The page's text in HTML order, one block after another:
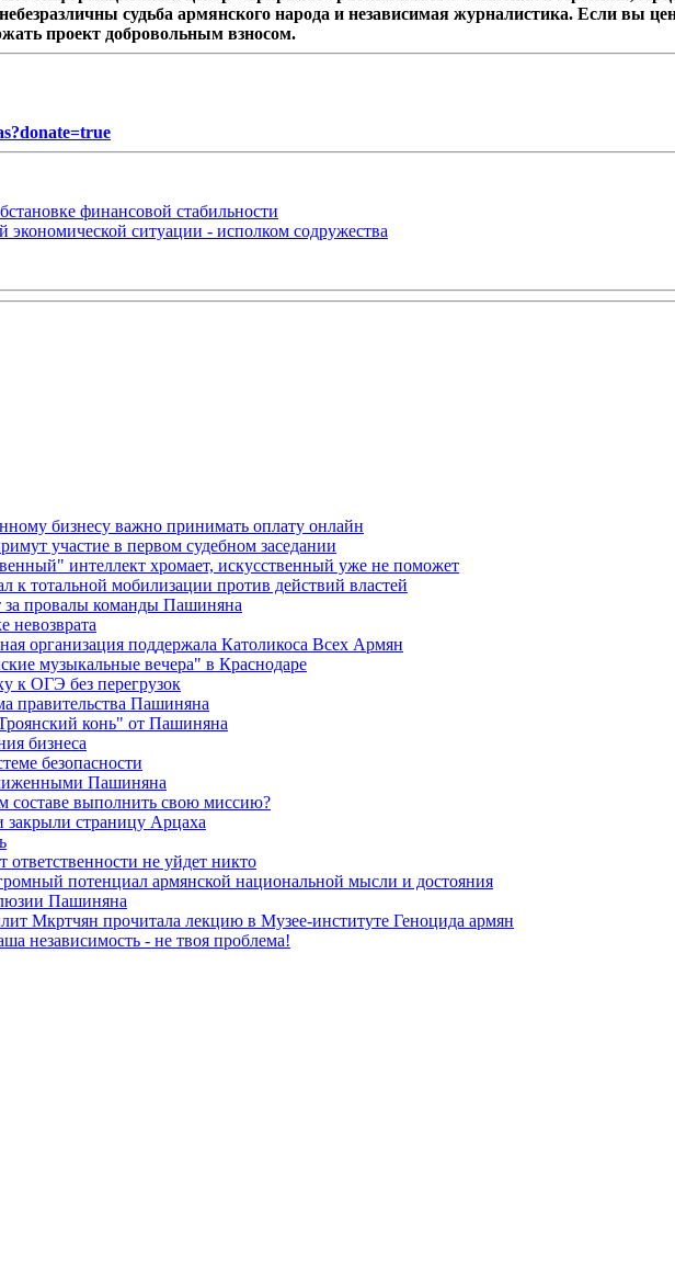
судьба армянского народа и независимая журналистика. Если вы
проект добровольным взносом.
финансовой стабильности
ситуации - исполком содружества
бизнесу важно принимать оплату онлайн
участие в первом судебном заседании
интеллект хромает, искусственный уже не поможет
тотальной мобилизации против действий властей
провалы команды Пашиняна
организация поддержала Католикоса Всех Армян
музыкальные вечера" в Краснодаре
к ОГЭ без перегрузок
правительства Пашиняна
конь" от Пашиняна
бизнеса
безопасности
Пашиняна
составе выполнить свою миссию?
страницу Арцаха
не уйдет никто
потенциал армянской национальной мысли и достояния
Пашиняна
Мкртчян прочитала лекцию в Музее-институте Геноцида армян
независимость - не твоя проблема!